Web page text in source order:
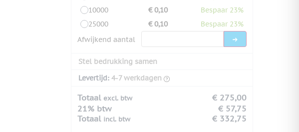
10000
€ 0,10
Bespaar 23%
25000
€ 0,10
Bespaar 23%
Afwijkend aantal
Stel bedrukking samen
Levertijd: 4-7 werkdagen
Totaal excl. btw
€ 275,00
21% btw
€ 57,75
Totaal incl. btw € 332,75